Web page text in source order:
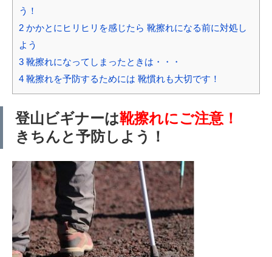
う！
2 かかとにヒリヒリを感じたら 靴擦れになる前に対処し
よう
3 靴擦れになってしまったときは・・・
4 靴擦れを予防するためには 靴慣れも大切です！
登山ビギナーは靴擦れにご注意！
きちんと予防しよう！